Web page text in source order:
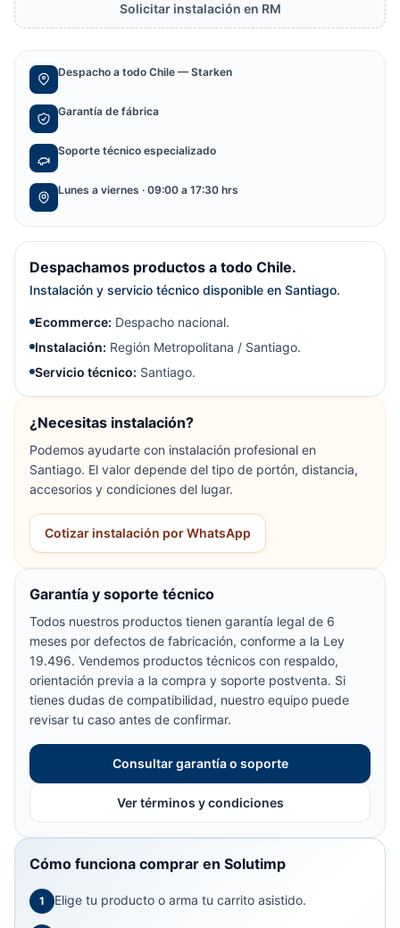
Solicitar instalación en RM
Despacho a todo Chile — Starken
Garantía de fábrica
Soporte técnico especializado
Lunes a viernes · 09:00 a 17:30 hrs
Despachamos productos a todo Chile.
Instalación y servicio técnico disponible en Santiago.
Ecommerce: Despacho nacional.
Instalación: Región Metropolitana / Santiago.
Servicio técnico: Santiago.
¿Necesitas instalación?
Podemos ayudarte con instalación profesional en
Santiago. El valor depende del tipo de portón, distancia,
accesorios y condiciones del lugar.
Cotizar instalación por WhatsApp
Garantía y soporte técnico
Todos nuestros productos tienen garantía legal de 6
meses por defectos de fabricación, conforme a la Ley
19.496. Vendemos productos técnicos con respaldo,
orientación previa a la compra y soporte postventa. Si
tienes dudas de compatibilidad, nuestro equipo puede
revisar tu caso antes de confirmar.
Consultar garantía o soporte
Ver términos y condiciones
Cómo funciona comprar en Solutimp
1 Elige tu producto o arma tu carrito asistido.